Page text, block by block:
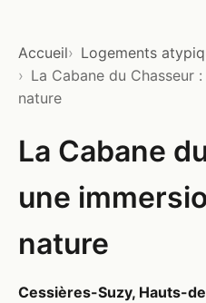
Accueil Logements
La Cabane du Chasseur
nature
La Cabane
une
nature
Cessières-Suzy, Hauts-